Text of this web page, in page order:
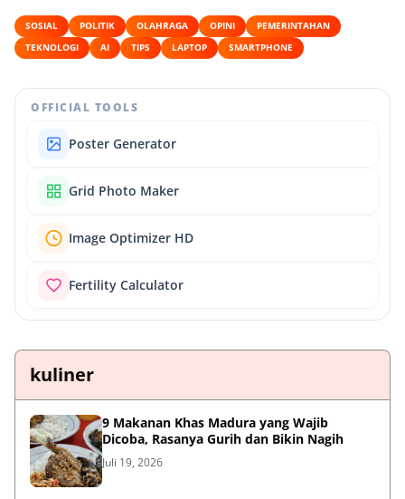
SOSIAL POLITIK OLAHRAGA OPINI
PEMERINTAHAN
TEKNOLOGI
AI TIPS LAPTOP SMARTPHONE
OFFICIAL TOOLS
Poster Generator
Grid Photo Maker
Image Optimizer HD
Fertility Calculator
kuliner
9 Makanan Khas Madura yang Wajib
Dicoba, Rasanya Gurih dan Bikin Nagih
Juli 19, 2026